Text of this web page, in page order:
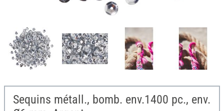
Sequins métall., bomb. env.1400 pc., env.